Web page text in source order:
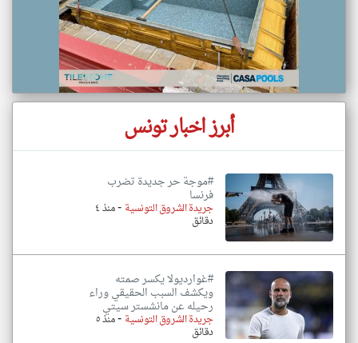
أبرز اخبار تونس
#موجة حر جديدة تضرب
فرنسا
جريدة الشروق التونسية - منذ ٤
دقائق
#غوارديولا يكسر صمته
ويكشف السبب الحقيقي وراء
رحيله عن مانشستر سيتي
جريدة الشروق التونسية - منذ ٥
دقائق